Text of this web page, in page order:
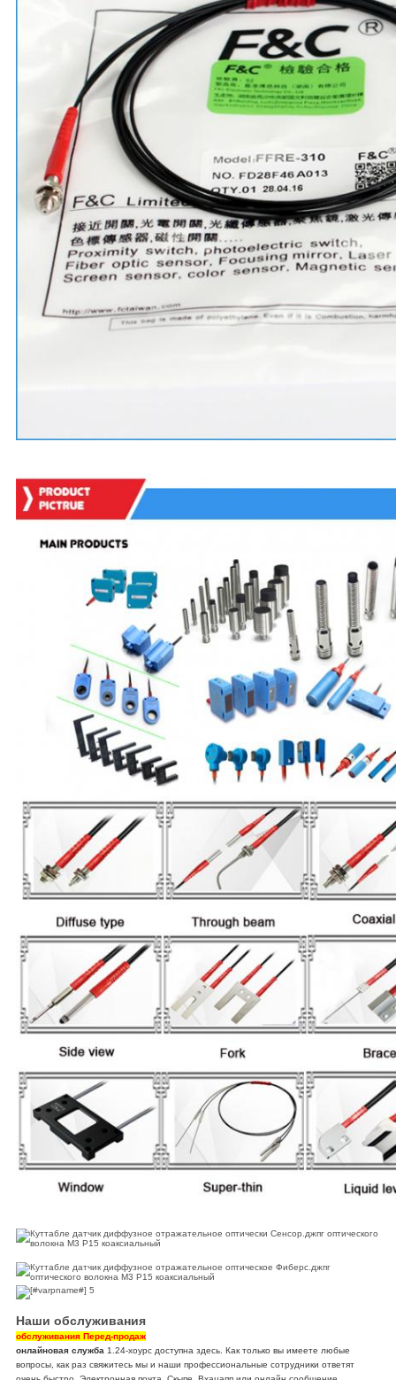
Наши обслуживания
обслуживания Перед-продаж
онлайновая служба1.24-хоурс доступна здесь. Как только вы имеете любые
вопросы, как раз свяжитесь мы и наши профессиональные сотрудники ответят